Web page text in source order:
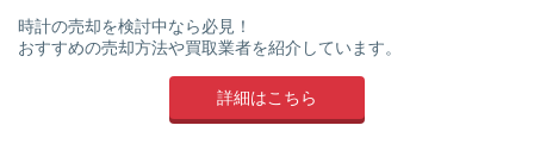
時計の売却を検討中なら必見！
おすすめの売却方法や買取業者を紹介しています。
詳細はこちら